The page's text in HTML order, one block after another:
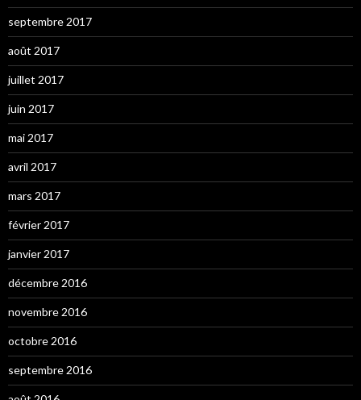
septembre 2017
août 2017
juillet 2017
juin 2017
mai 2017
avril 2017
mars 2017
février 2017
janvier 2017
décembre 2016
novembre 2016
octobre 2016
septembre 2016